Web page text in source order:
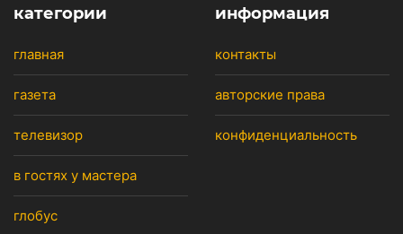
категории
главная
газета
телевизор
в гостях у мастера
глобус
информация
контакты
авторские права
конфиденциальность